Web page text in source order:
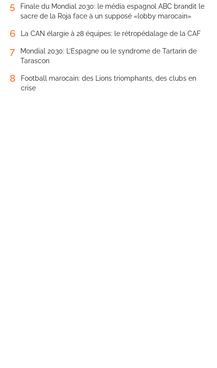
5
Finale du Mondial 2030: le média espagnol ABC brandit le
sacre de la Roja face à un supposé «lobby marocain»
6 La CAN élargie à 28 équipes: le rétropédalage de la CAF
7
Mondial 2030: L’Espagne ou le syndrome de Tartarin de
Tarascon
8
Football marocain: des Lions triomphants, des clubs en
crise